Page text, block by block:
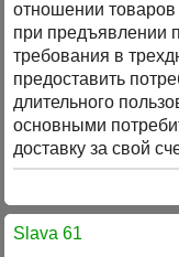
отношении товаров
при предъявлении
требования в
предоставить
длительного
основными
доставку за свой
Slava 61